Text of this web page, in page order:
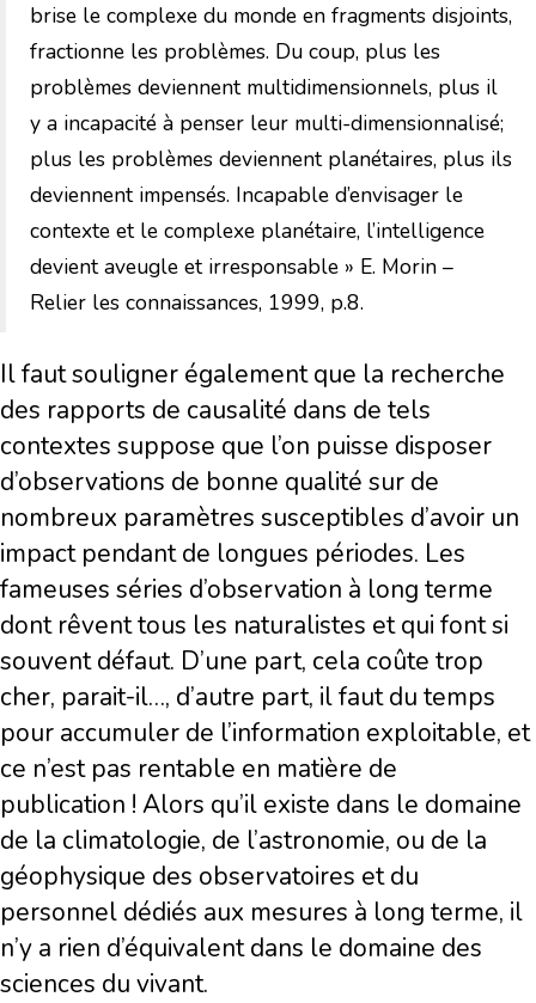
brise le complexe du monde en fragments disjoints,
fractionne les problèmes. Du coup, plus les
problèmes deviennent multidimensionnels, plus il
y a incapacité à penser leur multi-dimensionnalisé;
plus les problèmes deviennent planétaires, plus ils
deviennent impensés. Incapable d’envisager le
contexte et le complexe planétaire, l’intelligence
devient aveugle et irresponsable » E. Morin –
Relier les connaissances, 1999, p.8.
Il faut souligner également que la recherche
des rapports de causalité dans de tels
contextes suppose que l’on puisse disposer
d’observations de bonne qualité sur de
nombreux paramètres susceptibles d’avoir un
impact pendant de longues périodes. Les
fameuses séries d’observation à long terme
dont rêvent tous les naturalistes et qui font si
souvent défaut. D’une part, cela coûte trop
cher, parait-il…, d’autre part, il faut du temps
pour accumuler de l’information exploitable, et
ce n’est pas rentable en matière de
publication ! Alors qu’il existe dans le domaine
de la climatologie, de l’astronomie, ou de la
géophysique des observatoires et du
personnel dédiés aux mesures à long terme, il
n’y a rien d’équivalent dans le domaine des
sciences du vivant.